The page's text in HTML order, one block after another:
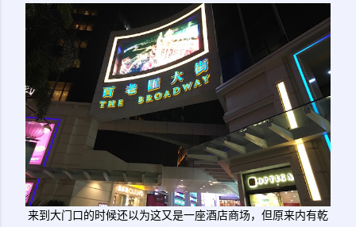
来到大门口的时候还以为这又是一座酒店商场，但原来内有乾